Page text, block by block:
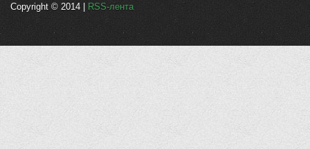
Copyright © 2014 | RSS-лента